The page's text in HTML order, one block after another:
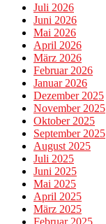
Juli 2026
Juni 2026
Mai 2026
April 2026
März 2026
Februar 2026
Januar 2026
Dezember 2025
November 2025
Oktober 2025
September 2025
August 2025
Juli 2025
Juni 2025
Mai 2025
April 2025
März 2025
Februar 2025